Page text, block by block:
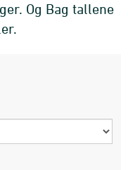
Og Bag tallene